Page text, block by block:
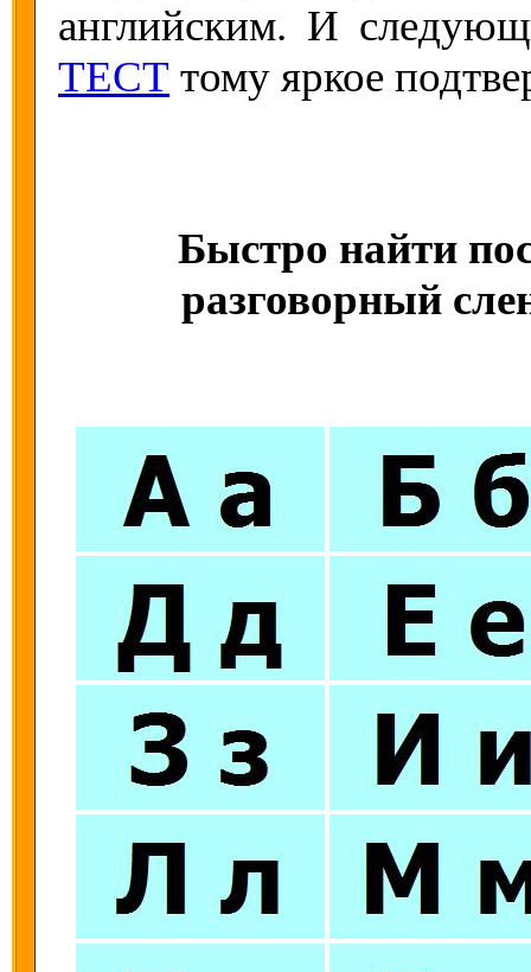
английским. И
ТЕСТ тому яркое
Быстро найти
разговорный